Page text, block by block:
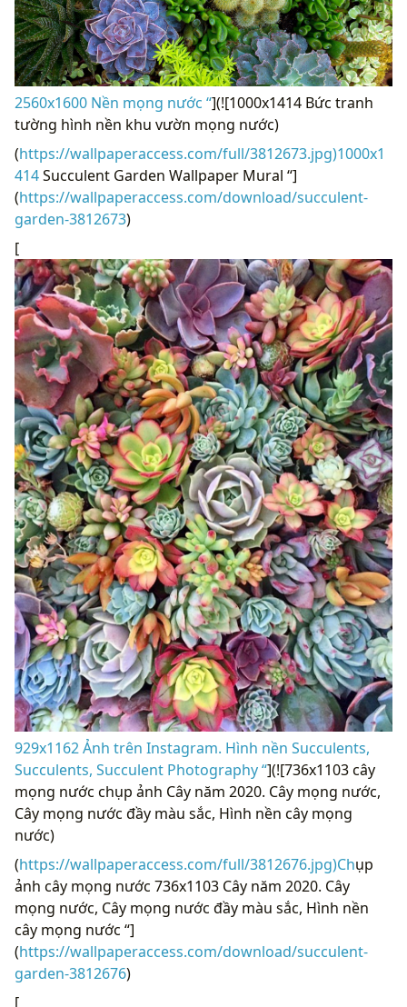
2560x1600 Nền mọng nước “](![1000x1414 Bức tranh
tường hình nền khu vườn mọng nước)
(https://wallpaperaccess.com/full/3812673.jpg)1000x1
414Succulent Garden Wallpaper Mural “]
(https://wallpaperaccess.com/download/succulent-
garden-3812673)
[
929x1162 Ảnh trên Instagram. Hình nền Succulents,
Succulents, Succulent Photography “](![736x1103 cây
mọng nước chụp ảnh Cây năm 2020. Cây mọng nước,
Cây mọng nước đầy màu sắc, Hình nền cây mọng
nước)
(https://wallpaperaccess.com/full/3812676.jpg)Chụp
ảnh cây mọng nước 736x1103 Cây năm 2020. Cây
mọng nước, Cây mọng nước đầy màu sắc, Hình nền
cây mọng nước “]
(https://wallpaperaccess.com/download/succulent-
garden-3812676)
[